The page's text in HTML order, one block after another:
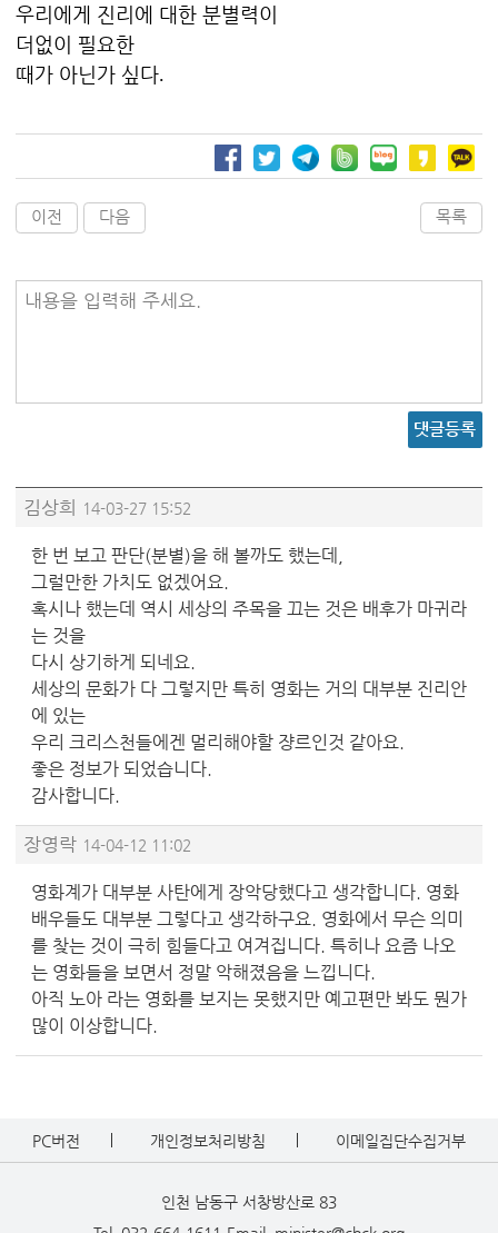
우리에게 진리에 대한 분별력이
더없이 필요한
때가 아닌가 싶다.
이전 다음 목록
내용을 입력해 주세요.
댓글등록
김상희 14-03-27 15:52
한 번 보고 판단(분별)을 해 볼까도 했는데,
그럴만한 가치도 없겠어요.
혹시나 했는데 역시 세상의 주목을 끄는 것은 배후가 마귀라
는 것을
다시 상기하게 되네요.
세상의 문화가 다 그렇지만 특히 영화는 거의 대부분 진리안
에 있는
우리 크리스천들에겐 멀리해야할 쟝르인것 같아요.
좋은 정보가 되었습니다.
감사합니다.
장영락 14-04-12 11:02
영화계가 대부분 사탄에게 장악당했다고 생각합니다. 영화
배우들도 대부분 그렇다고 생각하구요. 영화에서 무슨 의미
를 찾는 것이 극히 힘들다고 여겨집니다. 특히나 요즘 나오
는 영화들을 보면서 정말 악해졌음을 느낍니다.
아직 노아 라는 영화를 보지는 못했지만 예고편만 봐도 뭔가
많이 이상합니다.
PC버전 개인정보처리방침 이메일집단수집거부
인천 남동구 서창방산로 83